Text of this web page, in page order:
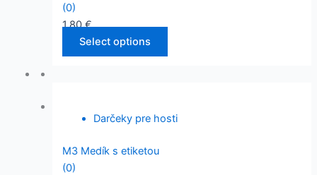
(0)
1,80€
Select options
Darčeky pre hosti
M3 Medík s etiketou
(0)